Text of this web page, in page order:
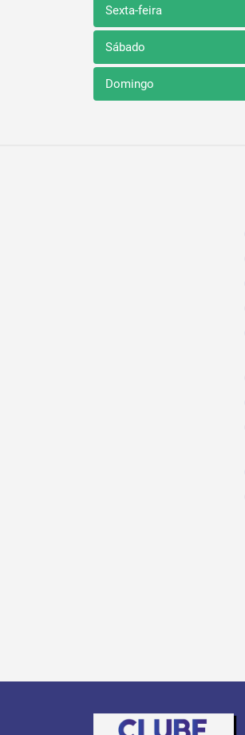
Sexta-feira
Sábado
Domingo